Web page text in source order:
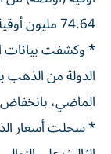
74.64 مليون أوقية في الشهر السابق.
* وكشفت بيانات
الماضي، ‌بانخفاض عن 344.17 مليار دولار في
* سجلت أسعار